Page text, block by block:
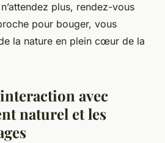
plus, rendez-vous
pour bouger, vous
la nature en plein cœur de la
avec
naturel et les